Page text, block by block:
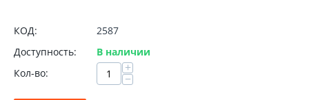
КОД:
2587
Доступность:
В наличии
Кол-во:
+
−